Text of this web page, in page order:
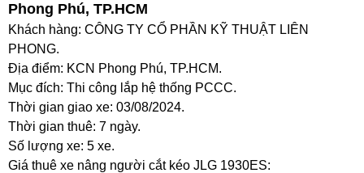
Phong Phú, TP.HCM
Khách hàng: CÔNG TY CỔ PHẦN KỸ THUẬT LIÊN
PHONG.
Địa điểm: KCN Phong Phú, TP.HCM.
Mục đích: Thi công lắp hệ thống PCCC.
Thời gian giao xe: 03/08/2024.
Thời gian thuê: 7 ngày.
Số lượng xe: 5 xe.
Giá thuê xe nâng người cắt kéo JLG 1930ES: